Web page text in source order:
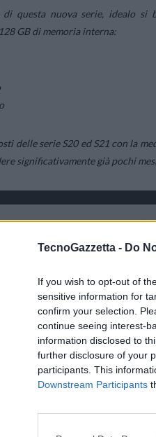
TecnoGazzetta - Do
If you wish to opt-out of
sensitive information for
confirm your selection.
continue seeing interest-
information disclosed to
further disclosure of your
participants. This
Downstream Participants
di questa nuova serie, idealo
GB di memoria interna:
delle serie S20 ed S21 con la
significativamente già pochi